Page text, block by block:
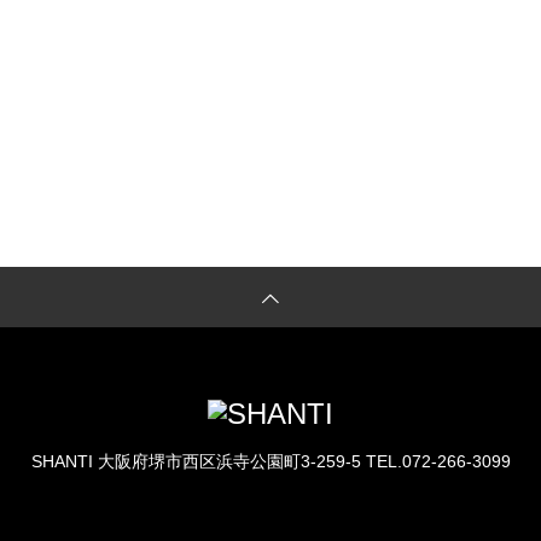
SHANTI 大阪府堺市西区浜寺公園町3-259-5 TEL.072-266-3099